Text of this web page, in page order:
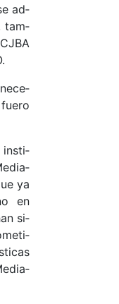
ad­
tam­
ne­ce­
ins­ti­
ya
en
si­